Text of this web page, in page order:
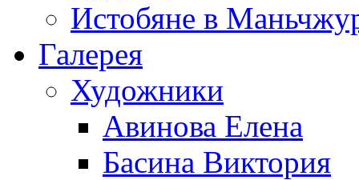
Истобяне в
Галерея
Художники
Авинова Елена
Басина Виктория